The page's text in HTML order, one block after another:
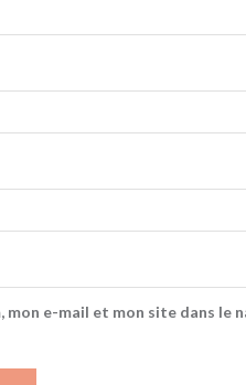
mon e-mail et mon site dans le